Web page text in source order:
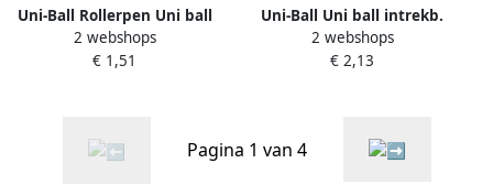
Uni-Ball Rollerpen Uni ball
Signo Metallises goud
0.5mm
2 webshops
€ 1,51
Uni-Ball Uni ball intrekb.
roller Signo Broad GeI
Impact RT zwart
2 webshops
€ 2,13
Pagina 1 van 4